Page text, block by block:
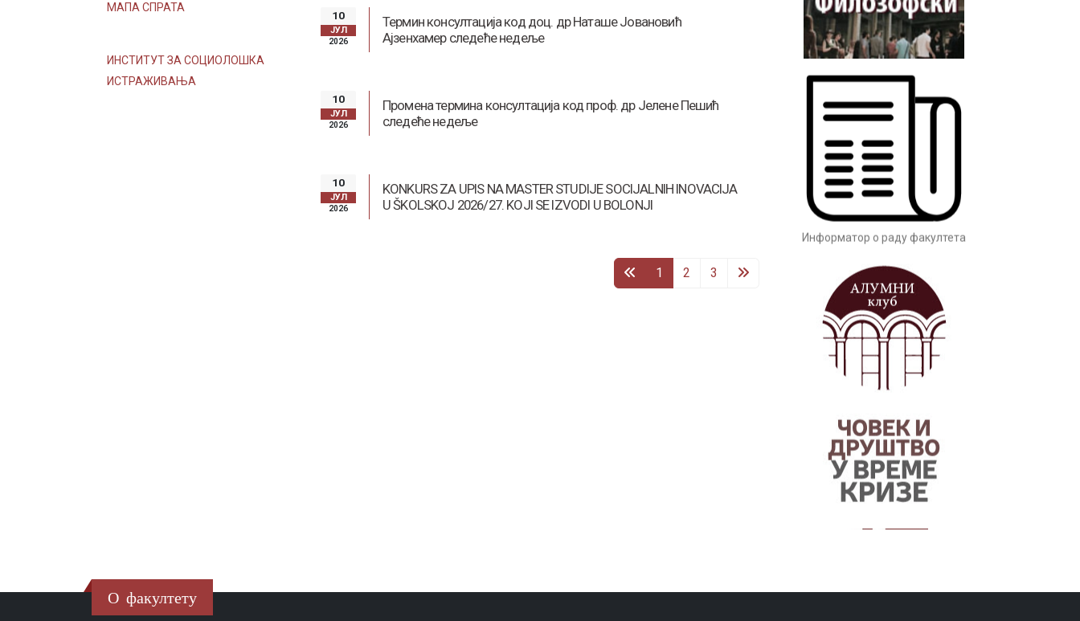
МАПА СПРАТА
ИНСТИТУТ ЗА СОЦИОЛОШКА
ИСТРАЖИВАЊА
10
ЈУЛ
2026
Термин консултација код доц. др Наташе Јовановић
Ајзенхамер следеће недеље
10
ЈУЛ
2026
Промена термина консултација код проф. др Јелене Пешић
следеће недеље
10
ЈУЛ
2026
KONKURS ZA UPIS NA MASTER STUDIJE SOCIJALNIH INOVACIJA
U ŠKOLSKOJ 2026/27. KOJI SE IZVODI U BOLONJI
1 2 3
Заштита од сексуалног узнемиравања
и уцењивања
О факултету